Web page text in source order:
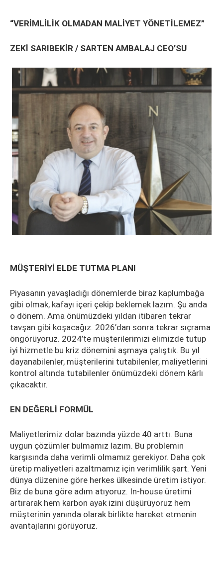
“VERİMLİLİK OLMADAN MALİYET YÖNETİLEMEZ”
ZEKİ SARIBEKİR / SARTEN AMBALAJ CEO’SU
MÜŞTERİYİ ELDE TUTMA PLANI
Piyasanın yavaşladığı dönemlerde biraz kaplumbağa
gibi olmak, kafayı içeri çekip beklemek lazım. Şu anda
o dönem. Ama önümüzdeki yıldan itibaren tekrar
tavşan gibi koşacağız. 2026’dan sonra tekrar sıçrama
öngörüyoruz. 2024’te müşterilerimizi elimizde tutup
iyi hizmetle bu kriz dönemini aşmaya çalıştık. Bu yıl
dayanabilenler, müşterilerini tutabilenler, maliyetlerini
kontrol altında tutabilenler önümüzdeki dönem kârlı
çıkacaktır.
EN DEĞERLİ FORMÜL
Maliyetlerimiz dolar bazında yüzde 40 arttı. Buna
uygun çözümler bulmamız lazım. Bu problemin
karşısında daha verimli olmamız gerekiyor. Daha çok
üretip maliyetleri azaltmamız için verimlilik şart. Yeni
dünya düzenine göre herkes ülkesinde üretim istiyor.
Biz de buna göre adım atıyoruz. In-house üretimi
artırarak hem karbon ayak izini düşürüyoruz hem
müşterinin yanında olarak birlikte hareket etmenin
avantajlarını görüyoruz.